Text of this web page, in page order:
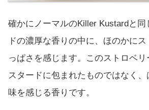
確かにノーマルのKiller Kustardと同
ドの濃厚な香りの中に、ほのかに
っぱさを感じます。このストロベ
スタードに包まれたものではなく
味を感じる香りです。